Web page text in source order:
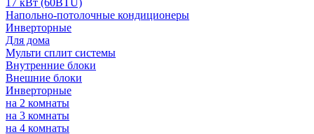
17 кВт (60BTU)
Напольно-потолочные кондиционеры
Инверторные
Для дома
Мульти сплит системы
Внутренние блоки
Внешние блоки
Инверторные
на 2 комнаты
на 3 комнаты
на 4 комнаты